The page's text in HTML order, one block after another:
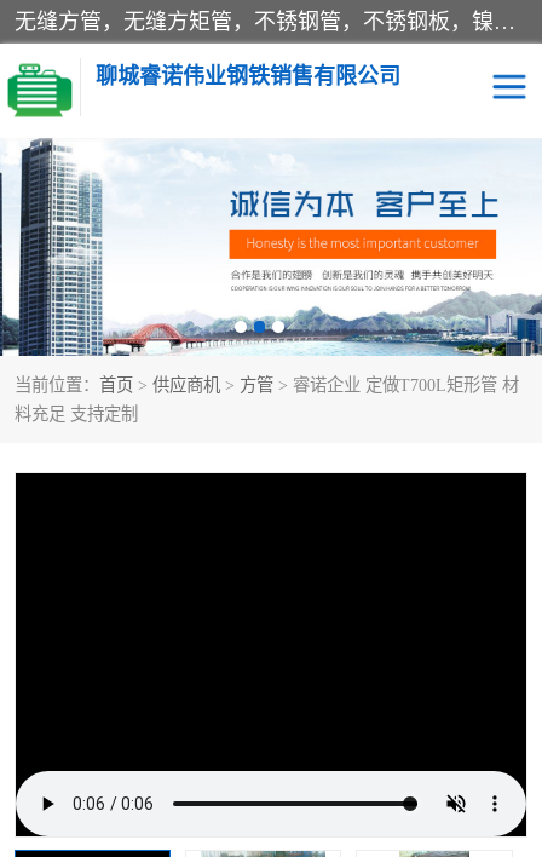
无缝方管，无缝方矩管，不锈钢管，不锈钢板，镍基合金，双相不锈钢，
聊城睿诺伟业钢铁销售有限公司
当前位置： 首页 > 供应商机 > 方管 > 睿诺企业 定做T700L矩形管 材
料充足 支持定制
方管 Q345B方管
睿诺 Q345B方管 睿诺 Q345B方管
睿诺A333GR.6无缝方矩
管
Q355E方矩管
Q235NHB耐候钢板 S355JR无缝方管